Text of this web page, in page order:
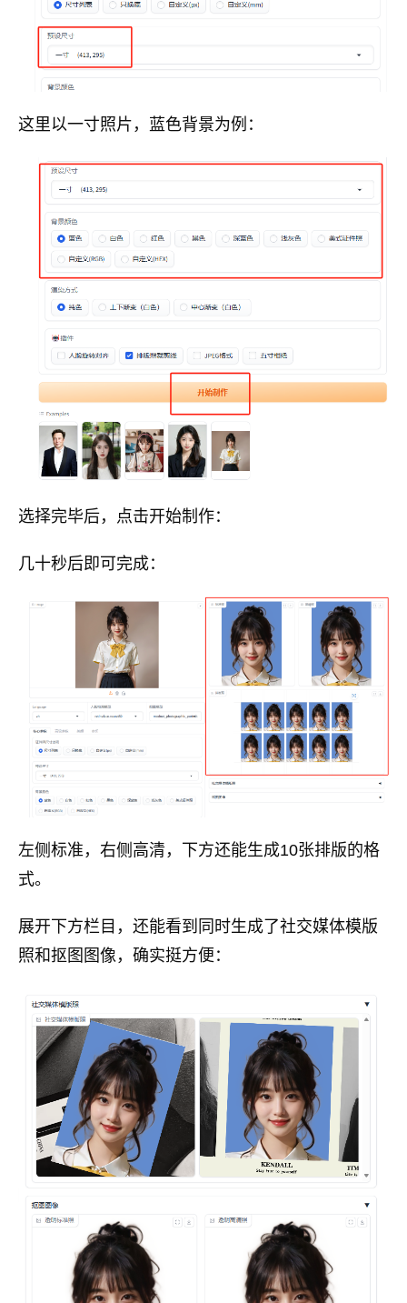
这里以一寸照片，蓝色背景为例：
选择完毕后，点击开始制作：
几十秒后即可完成：
左侧标准，右侧高清，下方还能生成10张排版的格
式。
展开下方栏目，还能看到同时生成了社交媒体模版
照和抠图图像，确实挺方便：